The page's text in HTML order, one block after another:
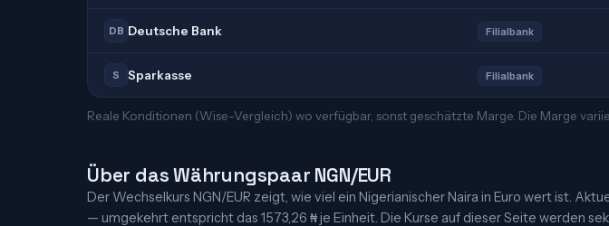
DB Deutsche Bank Filialbank
S Sparkasse Filialbank
Reale Konditionen (Wise-Vergleich) wo verfügbar, sonst geschätzte Marge. Die Marge
Über das Währungspaar NGN/EUR
Der Wechselkurs NGN/EUR zeigt, wie viel ein Nigerianischer Naira in Euro wert ist.
— umgekehrt entspricht das 1573,26 ₦ je Einheit. Die Kurse auf dieser Seite werden